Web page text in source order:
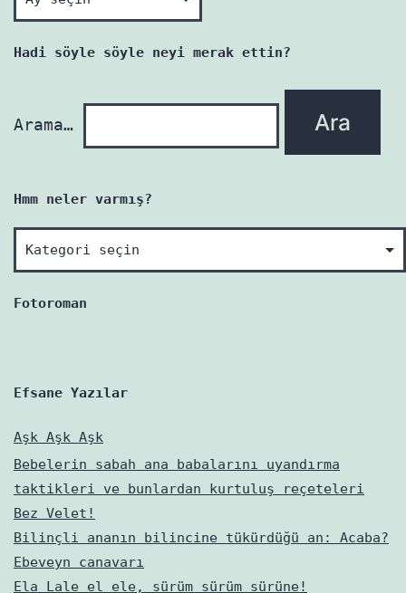
her
yazı
Hadi söyle söyle neyi merak ettin?
Arama…
Hmm neler varmış?
Hmm
neler
varmış?
Fotoroman
Efsane Yazılar
Aşk Aşk Aşk
Bebelerin sabah ana babalarını uyandırma
taktikleri ve bunlardan kurtuluş reçeteleri
Bez Velet!
Bilinçli ananın bilincine tükürdüğü an: Acaba?
Ebeveyn canavarı
Ela Lale el ele, sürüm sürüm sürüne!